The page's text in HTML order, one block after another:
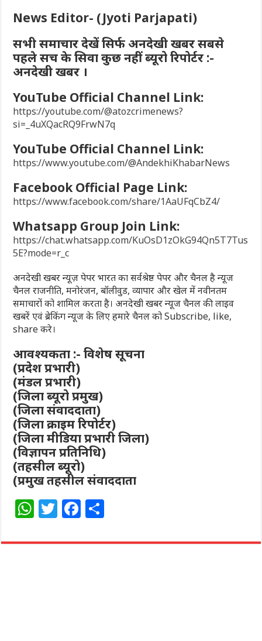
News Editor- (Jyoti Parjapati)
सभी समाचार देखें सिर्फ अनदेखी खबर सबसे
पहले सच के सिवा कुछ नहीं ब्यूरो रिपोर्टर :-
अनदेखी खबर ।
YouTube Official Channel Link:
https://youtube.com/@atozcrimenews?
si=_4uXQacRQ9FrwN7q
YouTube Official Channel Link:
https://www.youtube.com/@AndekhiKhabarNews
Facebook Official Page Link:
https://www.facebook.com/share/1AaUFqCbZ4/
Whatsapp Group Join Link:
https://chat.whatsapp.com/KuOsD1zOkG94Qn5T7Tus
5E?mode=r_c
अनदेखी खबर न्यूज़ पेपर भारत का सर्वश्रेष्ठ पेपर और चैनल है न्यूज
चैनल राजनीति, मनोरंजन, बॉलीवुड, व्यापार और खेल में नवीनतम
समाचारों को शामिल करता है। अनदेखी खबर न्यूज चैनल की लाइव
खबरें एवं ब्रेकिंग न्यूज के लिए हमारे चैनल को Subscribe, like,
share करे।
आवश्यकता :- विशेष सूचना
(प्रदेश प्रभारी)
(मंडल प्रभारी)
(जिला ब्यूरो प्रमुख)
(जिला संवाददाता)
(जिला क्राइम रिपोर्टर)
(जिला मीडिया प्रभारी जिला)
(विज्ञापन प्रतिनिधि)
(तहसील ब्यूरो)
(प्रमुख तहसील संवाददाता
W
at
T
itt
F
c ar